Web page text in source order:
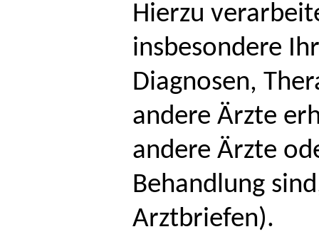
Hierzu
insbesondere
Diagnosen,
andere Ärzte
andere Ärzte
Behandlung
Arztbriefen).